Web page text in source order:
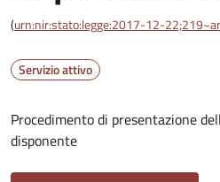
(urn:nir:stato:legge:2017-12-
Servizio attivo
Procedimento di presentazione
disponente